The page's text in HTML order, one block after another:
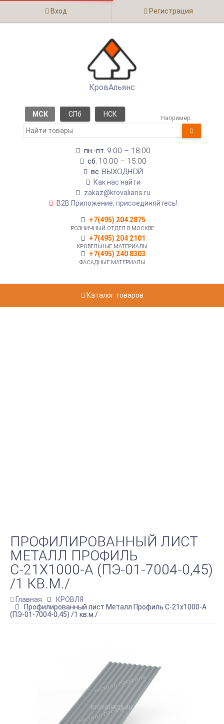
Вход Регистрация
КровАльянс
МСК СПб НСК Например:
пн.-пт. 9:00 – 18:00
сб. 10:00 – 15:00
вс. ВЫХОДНОЙ
Как нас найти
zakaz@krovalians.ru
B2B Приложение, присоединяйтесь!
+7(495) 204 2875
РОЗНИЧНЫЙ ОТДЕЛ В МОСКВЕ
+7(495) 204 2101
КРОВЕЛЬНЫЕ МАТЕРИАЛЫ
+7(495) 240 8303
ФАСАДНЫЕ МАТЕРИАЛЫ
Каталог товаров
ПРОФИЛИРОВАННЫЙ ЛИСТ
МЕТАЛЛ ПРОФИЛЬ
С-21Х1000-A (ПЭ-01-7004-0,45)
/1 КВ.М./
Главная
КРОВЛЯ
Профилированный лист Металл Профиль С-21х1000-A
(ПЭ-01-7004-0,45) /1 кв.м./